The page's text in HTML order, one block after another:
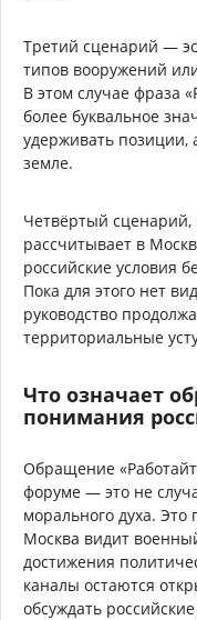
Третий сценарий —
типов вооружений
В этом случае фраза
более буквальное
удерживать позиции,
земле.
Четвёртый сценарий,
рассчитывает в
российские условия
Пока для этого нет
руководство
территориальные
Что означает
понимания
Обращение
форуме — это не
морального духа.
Москва видит
достижения
каналы остаются
обсуждать